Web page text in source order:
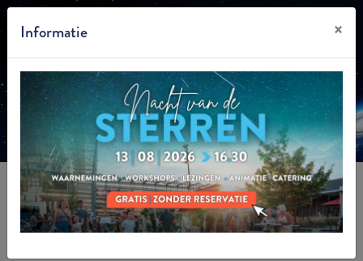
EXPOSITIONS
Onvergetelijke avonturen voor jong en oud.
Het Euro Space Center verwelkomt u voor een reeks niet
te missen evenementen.
Informatie ×